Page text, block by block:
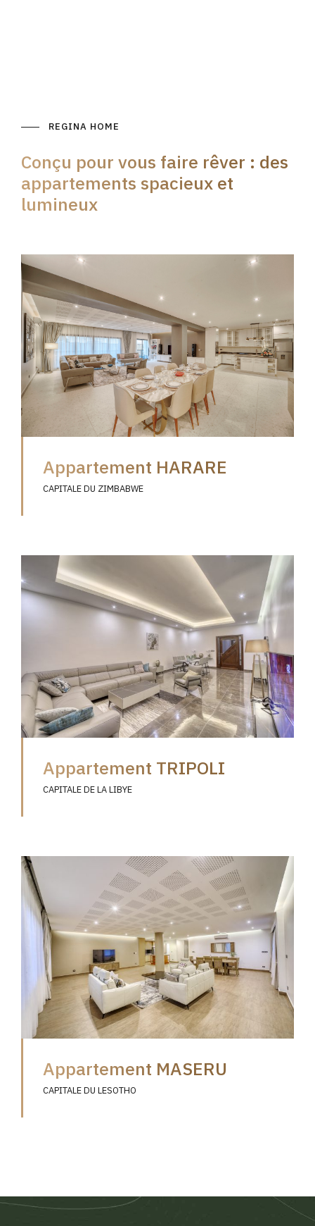
REGINA HOME
Conçu pour vous faire rêver : des
appartements spacieux et
lumineux
Appartement HARARE
CAPITALE DU ZIMBABWE
Appartement TRIPOLI
CAPITALE DE LA LIBYE
Appartement MASERU
CAPITALE DU LESOTHO